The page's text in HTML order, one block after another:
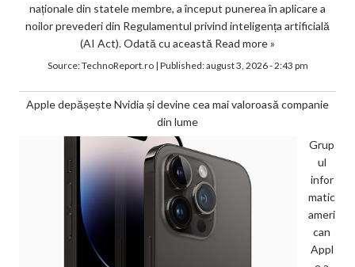
naționale din statele membre, a început punerea în aplicare a
noilor prevederi din Regulamentul privind inteligența artificială
(AI Act). Odată cu această Read more »
Source:TechnoReport.ro| Published:august 3, 2026 - 2:43 pm
Apple depășește Nvidia și devine cea mai valoroasă companie
din lume
Grup
ul
infor
matic
ameri
can
Appl